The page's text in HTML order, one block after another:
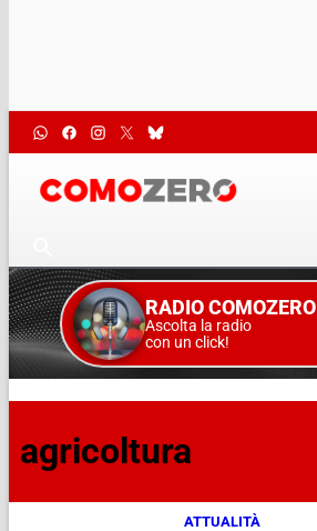
RADIO COMOZERO
Ascolta la radio
con un click!
agricoltura
ATTUALITÀ